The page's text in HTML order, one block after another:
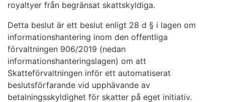
royaltyer från begränsat skattskyldiga.
Detta beslut är ett beslut enligt 28 d § i lagen om
informationshantering inom den offentliga
förvaltningen 906/2019 (nedan
informationshanteringslagen) om att
Skatteförvaltningen inför ett automatiserat
beslutsförfarande vid upphävande av
betalningsskyldighet för skatter på eget initiativ.